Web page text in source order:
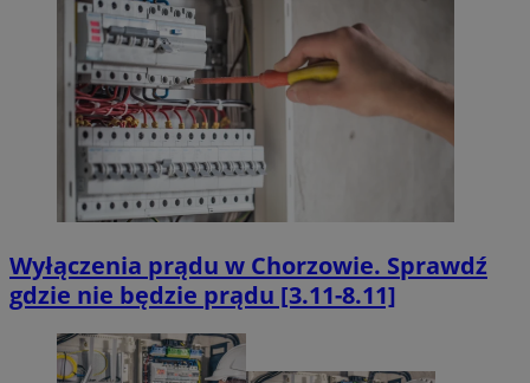
Wyłączenia prądu w Chorzowie. Sprawdź
gdzie nie będzie prądu [3.11-8.11]